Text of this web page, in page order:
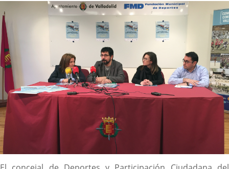
externa.externa.